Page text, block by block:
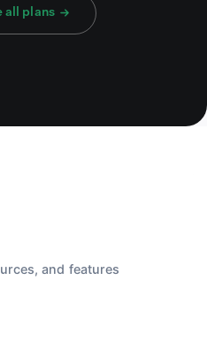
all plans
and features